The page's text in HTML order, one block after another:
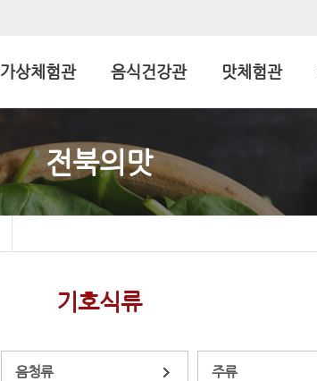
가상체험관 음식건강관 맛체험관
전북의맛
기호식류
음청류 주류